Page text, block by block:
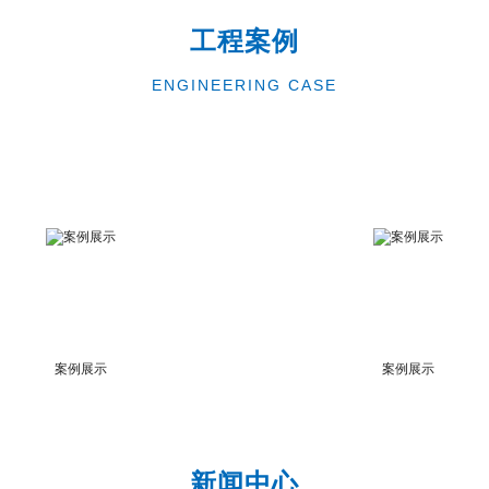
工程案例
ENGINEERING CASE
案例展示 案例展示
新闻中心